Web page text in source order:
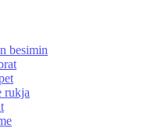
besimin
rukja